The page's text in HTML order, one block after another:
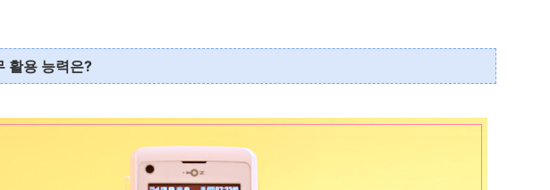
활용 능력은?